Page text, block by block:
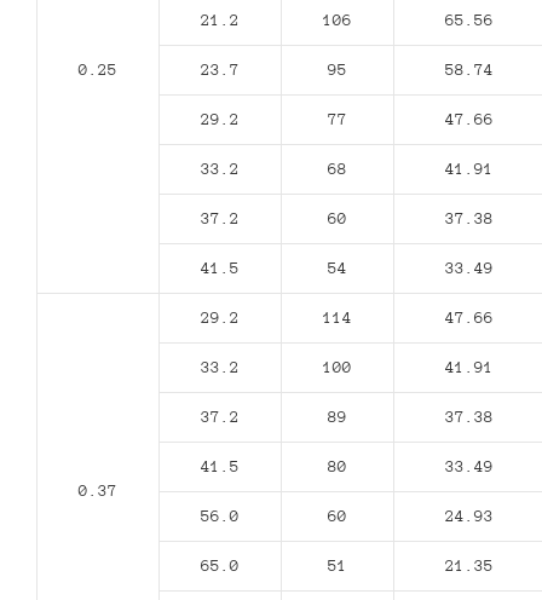
0.25
21.2 106 65.56
23.7 95 58.74
29.2 77 47.66
33.2 68 41.91
37.2 60 37.38
41.5 54 33.49
0.37
29.2 114 47.66
33.2 100 41.91
37.2 89 37.38
41.5 80 33.49
56.0 60 24.93
65.0 51 21.35